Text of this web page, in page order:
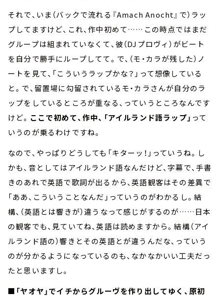
それで、いま（バックで流れる『Amach Anocht』で）ラッ
プしてますけど、これ、作中初めて……この時点ではまだ
グループは組まれていなくて、彼（DJプロヴィ）がビート
を自分で勝手にループしてて。で、（モ・カラが残した）ノ
ートを見て、「こういうラップかな？」って想像している
と。で、留置場に勾留されているモ・カラさんが自分のラ
ップをしているところが重なる、っていうところなんです
けど。 ここで初めて、作中、「アイルランド語ラップ」 って
いうのが乗るわけですね。
なので、やっぱりどうしても「キターッ！」っていうね。し
かも、音としてはアイルランド語なんだけど、字幕で、手書
きのあれで英語で歌詞が出るから、英語観客はその差異で
「ああ、こういうことなんだ」っていうのがわかるし。結
構、（英語とは響きが）違うなって感じがするのが……日本
の観客でも、見ていてね、英語は読めますから。結構（アイ
ルランド語の）響きとその英語とが違うんだな、っていう
のが分かるようになっているのも、なかなかいい工夫だっ
たと思いますし。
■「ヤオヤ」でイチからグルーヴを作り出してゆく、原初